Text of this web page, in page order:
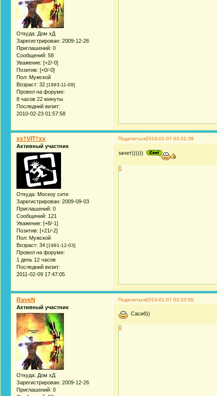
Откуда: Дом хД
Зарегистрирован: 2009-12-26
Приглашений: 0
Сообщений: 58
Уважение: [+2/-0]
Позитив: [+0/-0]
Пол: Мужской
Возраст: 32 [1993-11-09]
Провел на форуме:
8 часов 22 минуты
Последний визит:
2010-02-23 01:57:58
Поделиться2010-01-07 03:31:39
xx†VIT†xx
Активный участник
Откуда: Москоу сити
Зарегистрирован: 2009-09-03
Приглашений: 0
Сообщений: 121
Уважение: [+8/-1]
Позитив: [+21/-2]
Пол: Мужской
Возраст: 34 [1991-12-03]
Провел на форуме:
1 день 12 часов
Последний визит:
2011-02-09 17:47:05
зачет))))))
0
Поделиться2010-01-07 03:33:50
RaveN
Активный участник
Откуда: Дом хД
Зарегистрирован: 2009-12-26
Приглашений: 0
Сасиб))
0